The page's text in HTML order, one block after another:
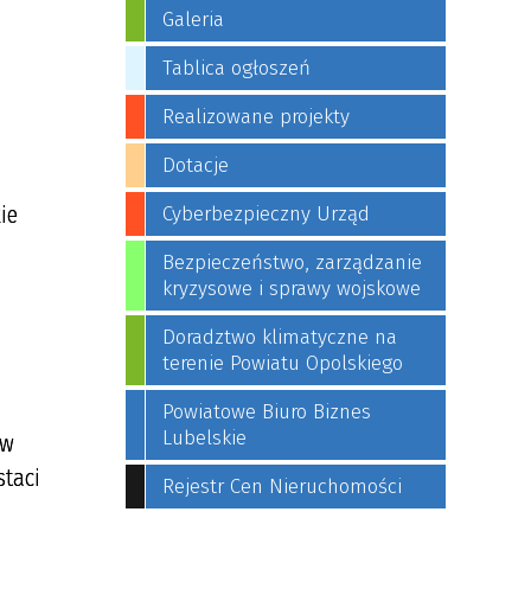
Galeria
Tablica ogłoszeń
Realizowane projekty
Dotacje
Cyberbezpieczny Urząd
Bezpieczeństwo, zarządzanie
kryzysowe i sprawy wojskowe
Doradztwo klimatyczne na
terenie Powiatu Opolskiego
Powiatowe Biuro Biznes
Lubelskie
Rejestr Cen Nieruchomości